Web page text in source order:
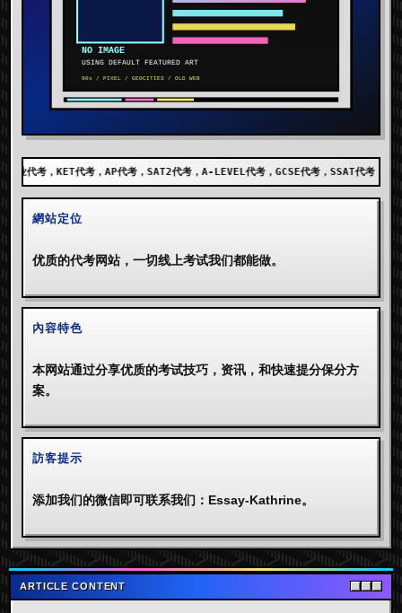
AP代考，SAT2代考，A-LEVEL代考，GCSE代考，SSAT代考，出国留学代考，
網站定位
优质的代考网站，一切线上考试我们都能做。
內容特色
本网站通过分享优质的考试技巧，资讯，和快速提分保分方
案。
訪客提示
添加我们的微信即可联系我们：Essay-Kathrine。
ARTICLE CONTENT